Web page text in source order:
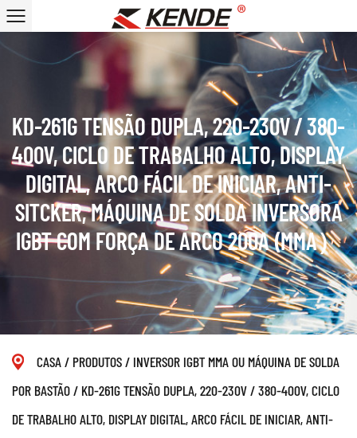
KD-261G TENSÃO DUPLA, 220-230V / 380-
400V, CICLO DE TRABALHO ALTO, DISPLAY
DIGITAL, ARCO FÁCIL DE INICIAR, ANTI-
SITCKER, MÁQUINA DE SOLDA INVERSORA
IGBT COM FORÇA DE ARCO 200A (MMA）
CASA/ PRODUTOS/ INVERSOR IGBT MMA OU MÁQUINA DE SOLDA
POR BASTÃO/ KD-261G TENSÃO DUPLA, 220-230V / 380-400V, CICLO
DE TRABALHO ALTO, DISPLAY DIGITAL, ARCO FÁCIL DE INICIAR, ANTI-